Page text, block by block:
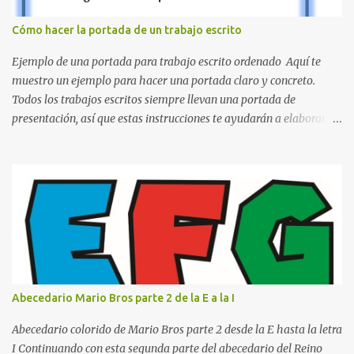
mantener la atención durante periodos limitados, lo que permite
aprender más en menos tiempo y recordar mejor la información.
Si alguna vez has sentido que pasas muchas horas frente a los
libros pero aprendes poco, la Técnica Pomodoro puede marcar u...
Cómo hacer la portada de un trabajo escrito
Ejemplo de una portada para trabajo escrito ordenado Aquí te
muestro un ejemplo para hacer una portada claro y concreto.
Todos los trabajos escritos siempre llevan una portada de
presentación, así que estas instrucciones te ayudarán a elaborar
ellos se puedan guiar con esta explicación. Los datos esenciales
para una portada para presentar un trabajo escrito a mano o
impreso son los siguientes y en este orden: Nombre de la escuela o
del instituto (Es muy importante este dato) Título del trabajo
(Puede ser: Ensayo sobre la lectura, o Informe de computación)
Nombre completo del alumno que va a presentar dicho trabajo
escrito La clase, materia ó asignatura Grupo Nombre del maestro
o catedrático Ciudad y fecha...
Abecedario Mario Bros parte 2 de la E a la I
Abecedario colorido de Mario Bros parte 2 desde la E hasta la letra
I Continuando con esta segunda parte del abecedario del Reino